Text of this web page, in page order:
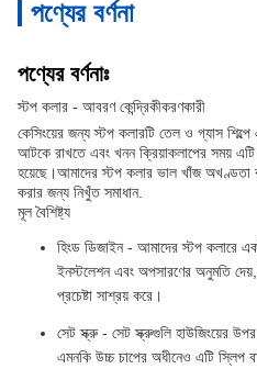
পণ্যের বর্ণনা
পণ্যের বর্ণনাঃ
স্টপ কলার - আবরণ কেন্দ্রিকীকরণকারী
কেসিংয়ের জন্য স্টপ কলারটি তেল ও গ্যাস শিল্পে
আটকে রাখতে এবং খনন ক্রিয়াকলাপের সময়
হয়েছে।আমাদের স্টপ কলার ভাল খাঁজ অখণ্ডতা
করার জন্য নিখুঁত সমাধান.
মূল বৈশিষ্ট্য
হিংড ডিজাইন - আমাদের স্টপ কলারে
ইনস্টলেশন এবং অপসারণের অনুমতি
প্রচেষ্টা সাশ্রয় করে।
সেট স্ক্রু - সেট স্ক্রুগুলি হাউজিংয়ের
এমনকি উচ্চ চাপের অধীনেও এটি স্লিপ